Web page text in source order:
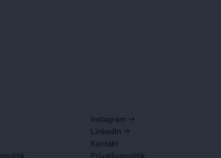
Instagram →
LinkedIn →
Kontakt
Privatlivspolitik